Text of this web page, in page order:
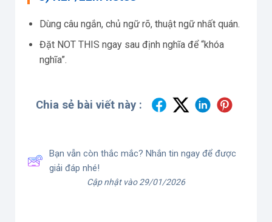
Dùng câu ngắn, chủ ngữ rõ, thuật ngữ nhất quán.
Đặt NOT THIS ngay sau định nghĩa để “khóa
nghĩa”.
Chia sẻ bài viết này :
Bạn vẫn còn thắc mắc? Nhắn tin ngay để được
giải đáp nhé!
Cập nhật vào 29/01/2026